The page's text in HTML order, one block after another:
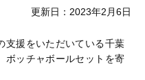
更新日 2023年2月6日
援をいただいている千葉
ボッチャボールセットを寄